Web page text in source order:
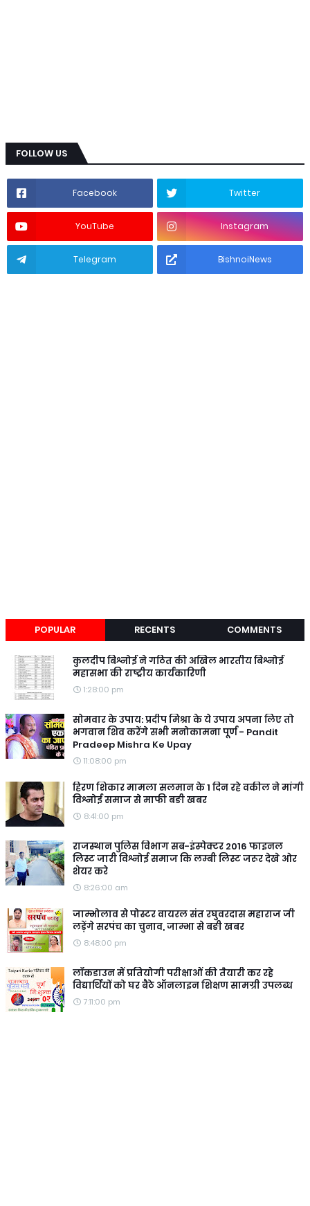
FOLLOW US
Facebook Twitter
YouTube Instagram
Telegram BishnoiNews
POPULAR RECENTS COMMENTS
कुलदीप बिश्नोई ने गठित की अखिल भारतीय बिश्नोई
महासभा की राष्ट्रीय कार्यकारिणी
1:28:00 pm
सोमवार के उपाय: प्रदीप मिश्रा के ये उपाय अपना लिए तो
भगवान शिव करेंगे सभी मनोकामना पूर्ण - Pandit
Pradeep Mishra Ke Upay
11:08:00 pm
हिरण शिकार मामला सलमान के 1 दिन रहे वकील ने मांगी
विश्नोई समाज से माफी बङी खबर
8:41:00 pm
राजस्थान पुलिस विभाग सब-इंस्पेक्टर 2016 फाइनल
लिस्ट जारी विश्नोई समाज कि लम्बी लिस्ट जरूर देखे ओर
शेयर करे
8:26:00 am
जाम्भोलाव से पोस्टर वायरल संत रघुवरदास महाराज जी
लड़ेंगे सरपंच का चुनाव, जाम्भा से बङी खबर
8:48:00 pm
लॉकडाउन में प्रतियोगी परीक्षाओं की तैयारी कर रहे
विद्यार्थियों को घर बैठे ऑनलाइन शिक्षण सामग्री उपलब्ध
7:11:00 pm